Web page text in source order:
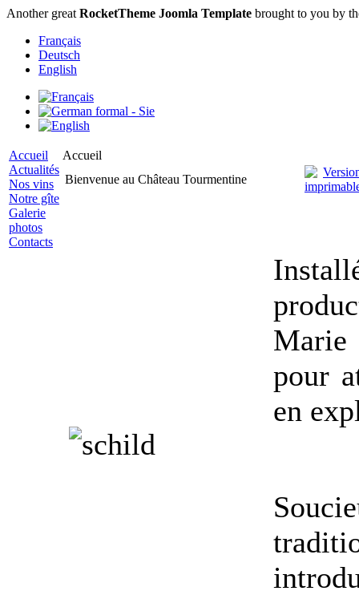
Another great RocketTheme Joomla Template brought to you by
Français
Deutsch
English
Accueil
Actualités
Nos vins
Notre gîte
Galerie
photos
Contacts
Accueil
Bienvenue au Château Tourmentine
Marie
pour
en